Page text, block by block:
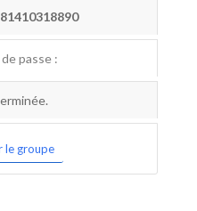
81410318890
passe :
le groupe